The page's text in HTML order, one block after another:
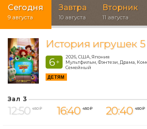
Сегодня
9 августа
Завтра
10 августа
Вторник
11 августа
История игрушек 5
6 +
2026, США, Япония
Мультфильм, Фэнтези, Драма,
Семейный
ДЕТЯМ
Зал 3
12:50 450 ₽ 16:40 450 ₽ 20:40 450 ₽